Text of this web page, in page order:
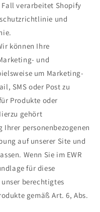
verarbeitet Shopify
und
können Ihre
und
um Marketing-
SMS oder Post zu
Produkte oder
gehört
Ihrer personenbezogenen
auf unserer Site und
Wenn Sie im EWR
für diese
berechtigtes
gemäß Art. 6, Abs.